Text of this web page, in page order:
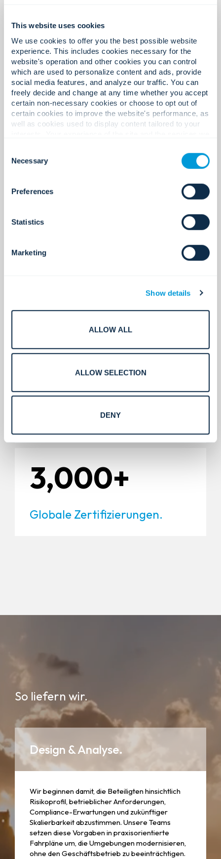
This website uses cookies
We use cookies to offer you the best possible website
experience. This includes cookies necessary for the
website's operation and other cookies you can control
which are used to personalize content and ads, provide
social media features, and analyze our traffic. You can
freely decide and change at any time whether you accept
certain non-necessary cookies or choose to opt out of
certain cookies to improve the website's performance, as
well as cookies used to display content tailored to your
cookies. Click "Show details" below for more information
about who we share your information with.
Selection
Necessary
Preferences
Statistics
Marketing
Show details
ALLOW ALL
ALLOW SELECTION
DENY
200+
Globale Technologiepartner.
400+
220+
Installationen.
11,000+
Kollegen weltweit.
3,000+
Globale Zertifizierungen.
So liefern wir.
Design & Analyse.
Wir beginnen damit, die Beteiligten hinsichtlich
Risikoprofil, betrieblicher Anforderungen,
Compliance-Erwartungen und zukünftiger
Skalierbarkeit abzustimmen. Unsere Teams
setzen diese Vorgaben in praxisorientierte
Fahrpläne um, die Umgebungen modernisieren,
ohne den Geschäftsbetrieb zu beeinträchtigen.